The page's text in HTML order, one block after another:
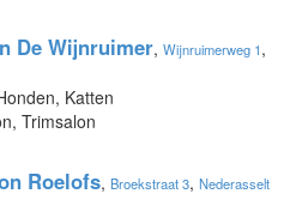
De Wijnruimer, Wijnruimerweg 1,
Katten
Trimsalon
Roelofs, Broekstraat 3, Nederasselt